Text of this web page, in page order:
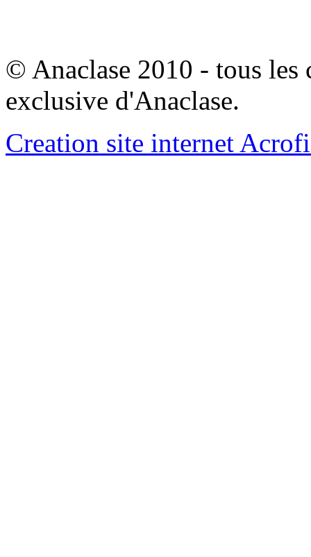
© Anaclase 2010 - tous les
exclusive d'Anaclase.
Creation site internet